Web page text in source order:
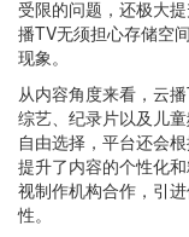
受限的问题，还极大
播TV无须担心存储空
现象。
从内容角度来看，云
综艺、纪录片以及儿
自由选择，平台还会
提升了内容的个性化
视制作机构合作，引
性。